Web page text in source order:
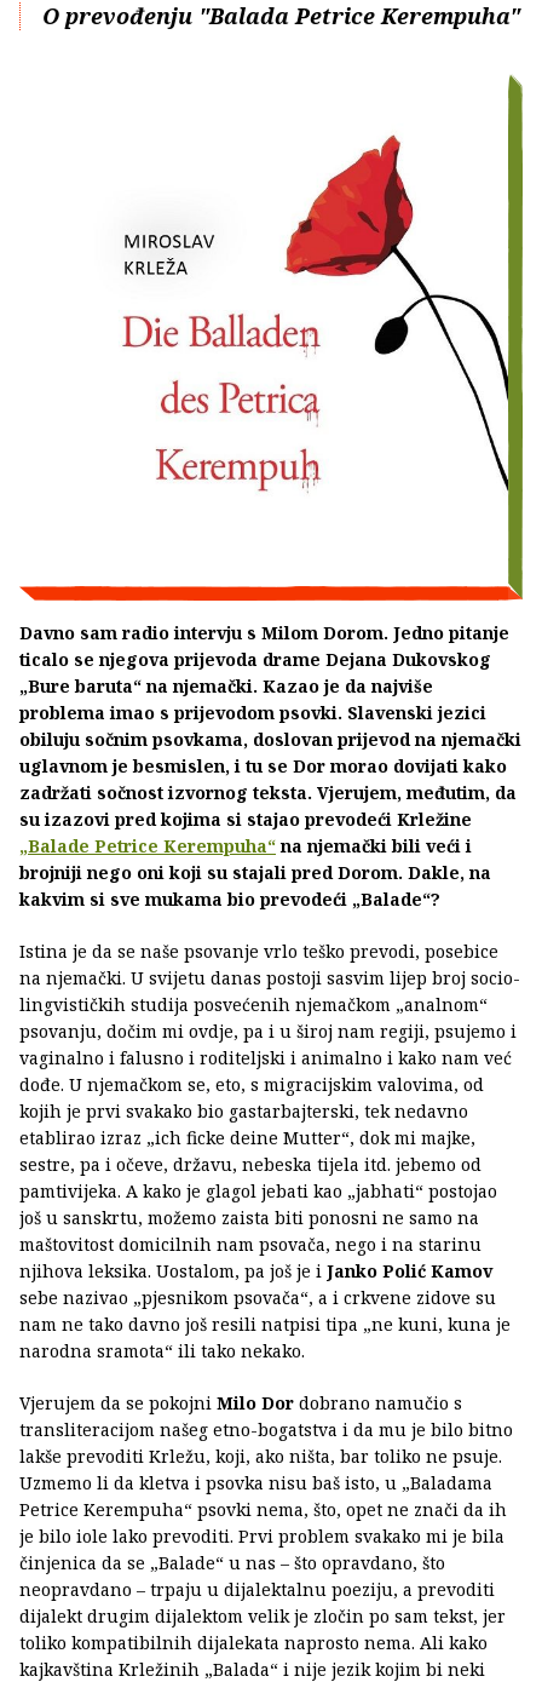
O prevođenju "Balada Petrice Kerempuha"
Davno sam radio intervju s Milom Dorom. Jedno pitanje
ticalo se njegova prijevoda drame Dejana Dukovskog
„Bure baruta“ na njemački. Kazao je da najviše
problema imao s prijevodom psovki. Slavenski jezici
obiluju sočnim psovkama, doslovan prijevod na njemački
uglavnom je besmislen, i tu se Dor morao dovijati kako
zadržati sočnost izvornog teksta. Vjerujem, međutim, da
su izazovi pred kojima si stajao prevodeći Krležine
„Balade Petrice Kerempuha“ na njemački bili veći i
brojniji nego oni koji su stajali pred Dorom. Dakle, na
kakvim si sve mukama bio prevodeći „Balade“?
Istina je da se naše psovanje vrlo teško prevodi, posebice
na njemački. U svijetu danas postoji sasvim lijep broj socio-
lingvističkih studija posvećenih njemačkom „analnom“
psovanju, dočim mi ovdje, pa i u široj nam regiji, psujemo i
vaginalno i falusno i roditeljski i animalno i kako nam već
dođe. U njemačkom se, eto, s migracijskim valovima, od
kojih je prvi svakako bio gastarbajterski, tek nedavno
etablirao izraz „ich ficke deine Mutter“, dok mi majke,
sestre, pa i očeve, državu, nebeska tijela itd. jebemo od
pamtivijeka. A kako je glagol jebati kao „jabhati“ postojao
još u sanskrtu, možemo zaista biti ponosni ne samo na
maštovitost domicilnih nam psovača, nego i na starinu
njihova leksika. Uostalom, pa još je i Janko Polić Kamov
sebe nazivao „pjesnikom psovača“, a i crkvene zidove su
nam ne tako davno još resili natpisi tipa „ne kuni, kuna je
narodna sramota“ ili tako nekako.
Vjerujem da se pokojni Milo Dor dobrano namučio s
transliteracijom našeg etno-bogatstva i da mu je bilo bitno
lakše prevoditi Krležu, koji, ako ništa, bar toliko ne psuje.
Uzmemo li da kletva i psovka nisu baš isto, u „Baladama
Petrice Kerempuha“ psovki nema, što, opet ne znači da ih
je bilo iole lako prevoditi. Prvi problem svakako mi je bila
činjenica da se „Balade“ u nas – što opravdano, što
neopravdano – trpaju u dijalektalnu poeziju, a prevoditi
dijalekt drugim dijalektom velik je zločin po sam tekst, jer
toliko kompatibilnih dijalekata naprosto nema. Ali kako
kajkavština Krležinih „Balada“ i nije jezik kojim bi neki